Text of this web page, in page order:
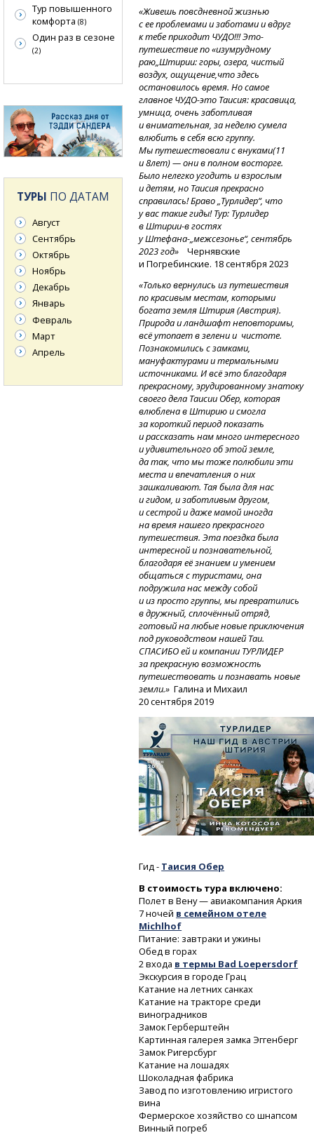
«Живешь повсдневной жизнью
с ее проблемами и заботами и вдруг
к тебе приходит ЧУДО!!! Это-
путешествие по «изумрудному
раю„Штирии: горы, озера, чистый
воздух, ощущение,что здесь
остановилось время. Но самое
главное ЧУДО-это Таисия: красавица,
умница, очень заботливая
и внимательная, за неделю сумела
влюбить в себя всю группу.
Мы путешествовали с внуками(11
и 8лет) — они в полном восторге.
Было нелегко угодить и взрослым
и детям, но Таисия прекрасно
справилась! Браво „Турлидер“, что
у вас такие гиды! Тур: Турлидер
в Штирии-вгостях
у Штефана-„межсезонье“, сентябрь
2023 год»
Чернявские
и Погребинские. 18 сентября 2023
«Только вернулись из путешествия
по красивым местам, которыми
богата земля Штирия (Австрия).
Природа и ландшафт неповторимы,
всё утопает в зелени и чистоте.
Познакомились с замками,
мануфактурами и термальными
источниками. И всё это благодаря
прекрасному, эрудированному знатоку
своего дела Таисии Обер, которая
влюблена в Штирию и смогла
за короткий период показать
и рассказать нам много интересного
и удивительного об этой земле,
да так, что мы тоже полюбили эти
места и впечатления о них
зашкаливают. Тая была для нас
и гидом, и заботливым другом,
и сестрой и даже мамой иногда
на время нашего прекрасного
путешествия. Эта поездка была
интересной и познавательной,
благодаря её знанием и умением
общаться с туристами, она
подружила нас между собой
и из просто группы, мы превратились
в дружный, сплочённый отряд,
готовый на любые новые приключения
под руководством нашей Таи.
СПАСИБО ей и компании ТУРЛИДЕР
за прекрасную возможность
путешествовать и познавать новые
земли.» Галина и Михаил
20 сентября 2019
Гид - Таисия Обер
В стоимость тура включено:
Полет в Вену — авиакомпания Аркия
7 ночей в семейном отеле
Michlhof
Питание: завтраки и ужины
Обед в горах
2 входа в термы Bad Loepersdorf
Экскурсия в городе Грац
Катание на летних санках
Катание на тракторе среди
виноградников
Замок Герберштейн
Картинная галерея замка Эггенберг
Замок Ригерсбург
Катание на лошадях
Шоколадная фабрика
Завод по изготовлению игристого
вина
Фермерское хозяйство со шнапсом
Винный погреб
Тур повышенного
комфорта (8)
Один раз в сезоне
(2)
ТУРЫ ПО ДАТАМ
Август
Сентябрь
Октябрь
Ноябрь
Декабрь
Январь
Февраль
Март
Апрель